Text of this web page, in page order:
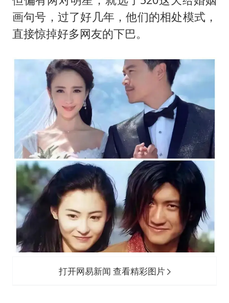
画句号，过了好几年，他们的相处模式，
直接惊掉好多网友的下巴。
打开网易新闻 查看精彩图片